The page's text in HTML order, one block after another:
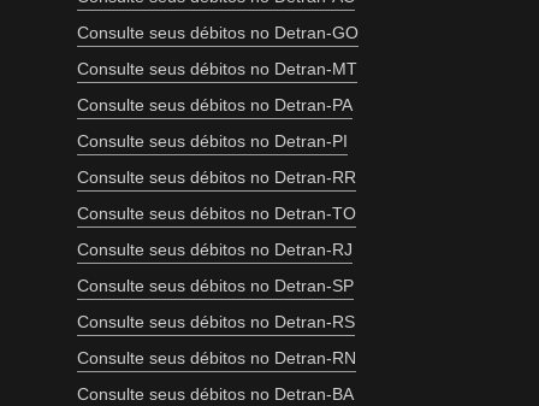
Consulte seus débitos no Detran-GO
Consulte seus débitos no Detran-MT
Consulte seus débitos no Detran-PA
Consulte seus débitos no Detran-PI
Consulte seus débitos no Detran-RR
Consulte seus débitos no Detran-TO
Consulte seus débitos no Detran-RJ
Consulte seus débitos no Detran-SP
Consulte seus débitos no Detran-RS
Consulte seus débitos no Detran-RN
Consulte seus débitos no Detran-BA